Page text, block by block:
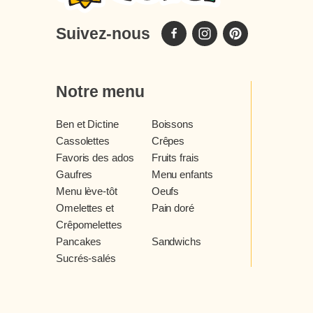
Suivez-nous
Notre menu
Ben et Dictine
Boissons
Cassolettes
Crêpes
Favoris des ados
Fruits frais
Gaufres
Menu enfants
Menu lève-tôt
Oeufs
Omelettes et
Crêpomelettes
Pain doré
Pancakes
Sandwichs
Sucrés-salés